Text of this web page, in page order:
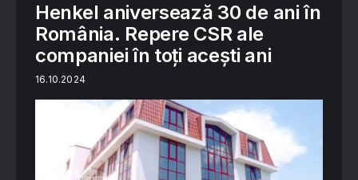
Henkel aniversează 30 de ani în
România. Repere CSR ale
companiei în toți acești ani
16.10.2024